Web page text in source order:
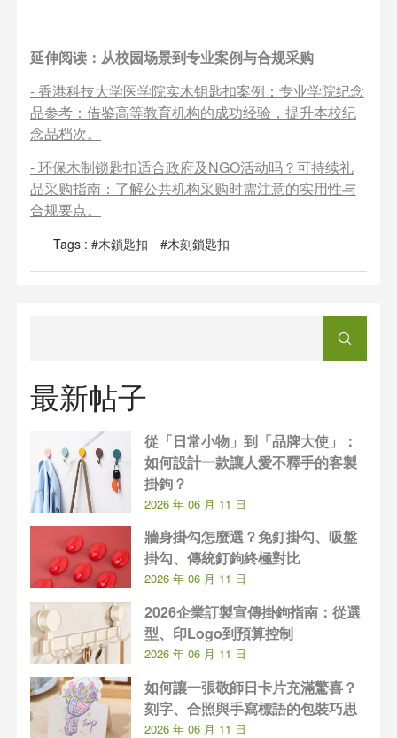
延伸阅读：从校园场景到专业案例与合规采购
-香港科技大学医学院实木钥匙扣案例：专业学院纪念
品参考：借鉴高等教育机构的成功经验，提升本校纪
念品档次。
-环保木制锁匙扣适合政府及NGO活动吗？可持续礼
品采购指南：了解公共机构采购时需注意的实用性与
合规要点。
Tags : #木鎖匙扣 #木刻鎖匙扣
最新帖子
從「日常小物」到「品牌大使」：
如何設計一款讓人愛不釋手的客製
掛鉤？
2026 年 06 月 11 日
牆身掛勾怎麼選？免釘掛勾、吸盤
掛勾、傳統釘鉤終極對比
2026 年 06 月 11 日
2026企業訂製宣傳掛鉤指南：從選
型、印Logo到預算控制
2026 年 06 月 11 日
如何讓一張敬師日卡片充滿驚喜？
刻字、合照與手寫標語的包裝巧思
2026 年 06 月 11 日